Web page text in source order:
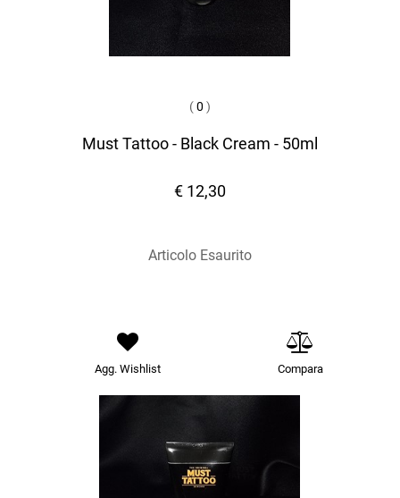
(0 )
Must Tattoo - Black Cream - 50ml
€ 12,30
Articolo Esaurito
Agg. Wishlist Compara